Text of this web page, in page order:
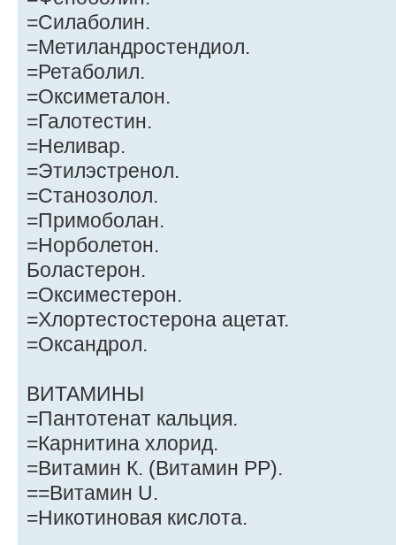
=Силаболин.
=Метиландростендиол.
=Ретаболил.
=Оксиметалон.
=Галотестин.
=Неливар.
=Этилэстренол.
=Станозолол.
=Примоболан.
=Норболетон.
Боластерон.
=Оксиместерон.
=Хлортестостерона ацетат.
=Оксандрол.
ВИТАМИНЫ
=Пантотенат кальция.
=Карнитина хлорид.
=Витамин К. (Витамин РР).
==Витамин U.
=Никотиновая кислота.